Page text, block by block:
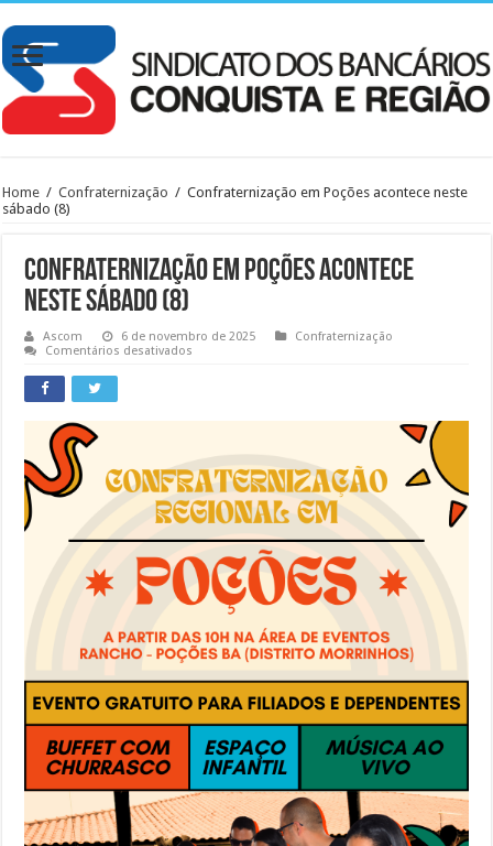
Home / Confraternização / Confraternização em Poções acontece neste
sábado (8)
Confraternização em Poções acontece
neste sábado (8)
Ascom 6 de novembro de 2025
Confraternização
Comentários desativados
neste